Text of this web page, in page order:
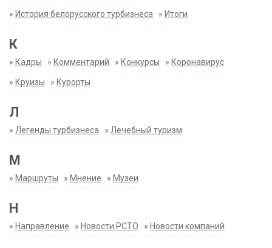
» История белорусского турбизнеса » Итоги
К
» Кадры » Комментарий » Конкурсы » Коронавирус
» Круизы » Курорты
Л
» Легенды турбизнеса » Лечебный туризм
М
» Маршруты » Мнение » Музеи
Н
» Направление » Новости РСТО » Новости компаний